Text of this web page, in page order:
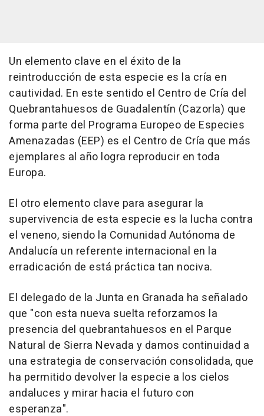
Un elemento clave en el éxito de la
reintroducción de esta especie es la cría en
cautividad. En este sentido el Centro de Cría del
Quebrantahuesos de Guadalentín (Cazorla) que
forma parte del Programa Europeo de Especies
Amenazadas (EEP) es el Centro de Cría que más
ejemplares al año logra reproducir en toda
Europa.
El otro elemento clave para asegurar la
supervivencia de esta especie es la lucha contra
el veneno, siendo la Comunidad Autónoma de
Andalucía un referente internacional en la
erradicación de está práctica tan nociva.
El delegado de la Junta en Granada ha señalado
que "con esta nueva suelta reforzamos la
presencia del quebrantahuesos en el Parque
Natural de Sierra Nevada y damos continuidad a
una estrategia de conservación consolidada, que
ha permitido devolver la especie a los cielos
andaluces y mirar hacia el futuro con
esperanza".